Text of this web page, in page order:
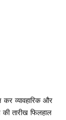
व्यावहारिक और
की तारीख फिलहाल